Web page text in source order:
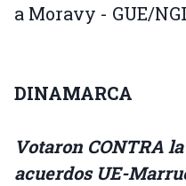
a Moravy - GUE/
DINAMARCA
Votaron CONTRA
acuerdos UE-